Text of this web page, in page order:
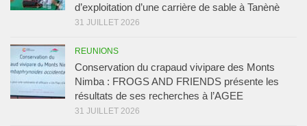
d’exploitation d’une carrière de sable à Tanènè
31 JUILLET 2026
REUNIONS
Conservation du crapaud vivipare des Monts
Nimba : FROGS AND FRIENDS présente les
résultats de ses recherches à l’AGEE
31 JUILLET 2026